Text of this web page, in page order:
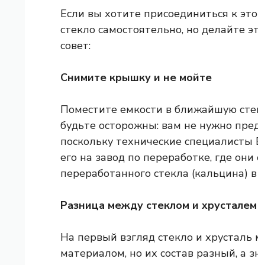
Если вы хотите присоединиться к
стекло самостоятельно, но делайте
совет:
Снимите крышку и не мойте
Поместите емкости в ближайшую
будьте осторожны: вам не нужно
поскольку технические
его на завод по переработке, где
переработанного стекла (кальцина)
Разница между стеклом и хрусталем
На первый взгляд стекло и
материалом, но их состав разный, а